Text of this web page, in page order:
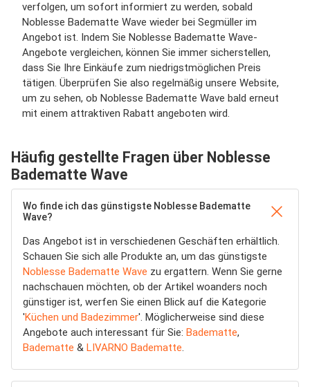
verfolgen, um sofort informiert zu werden, sobald
Noblesse Badematte Wave wieder bei Segmüller im
Angebot ist. Indem Sie Noblesse Badematte Wave-
Angebote vergleichen, können Sie immer sicherstellen,
dass Sie Ihre Einkäufe zum niedrigstmöglichen Preis
tätigen. Überprüfen Sie also regelmäßig unsere Website,
um zu sehen, ob Noblesse Badematte Wave bald erneut
mit einem attraktiven Rabatt angeboten wird.
Häufig gestellte Fragen über Noblesse
Badematte Wave
Wo finde ich das günstigste Noblesse Badematte
Wave?
Das Angebot ist in verschiedenen Geschäften erhältlich.
Schauen Sie sich alle Produkte an, um das günstigste
Noblesse Badematte Wave zu ergattern. Wenn Sie gerne
nachschauen möchten, ob der Artikel woanders noch
günstiger ist, werfen Sie einen Blick auf die Kategorie
'Küchen und Badezimmer'. Möglicherweise sind diese
Angebote auch interessant für Sie: Badematte,
Badematte & LIVARNO Badematte.